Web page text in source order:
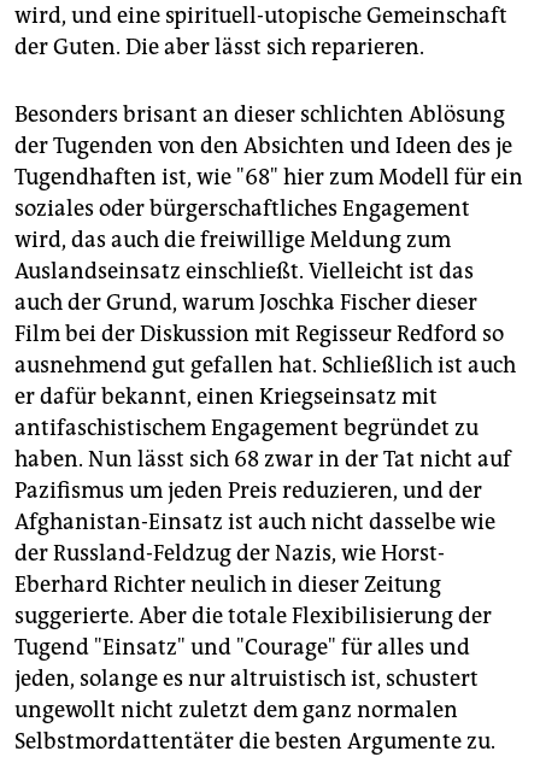
wird, und eine spirituell-utopische Gemeinschaft
der Guten. Die aber lässt sich reparieren.
Besonders brisant an dieser schlichten Ablösung
der Tugenden von den Absichten und Ideen des je
Tugendhaften ist, wie "68" hier zum Modell für ein
soziales oder bürgerschaftliches Engagement
wird, das auch die freiwillige Meldung zum
Auslandseinsatz einschließt. Vielleicht ist das
auch der Grund, warum Joschka Fischer dieser
Film bei der Diskussion mit Regisseur Redford so
ausnehmend gut gefallen hat. Schließlich ist auch
er dafür bekannt, einen Kriegseinsatz mit
antifaschistischem Engagement begründet zu
haben. Nun lässt sich 68 zwar in der Tat nicht auf
Pazifismus um jeden Preis reduzieren, und der
Afghanistan-Einsatz ist auch nicht dasselbe wie
der Russland-Feldzug der Nazis, wie Horst-
Eberhard Richter neulich in dieser Zeitung
suggerierte. Aber die totale Flexibilisierung der
Tugend "Einsatz" und "Courage" für alles und
jeden, solange es nur altruistisch ist, schustert
ungewollt nicht zuletzt dem ganz normalen
Selbstmordattentäter die besten Argumente zu.